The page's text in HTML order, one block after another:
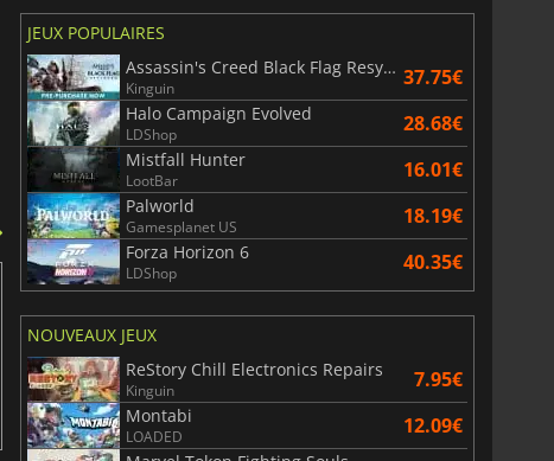
JEUX POPULAIRES
Assassin's Creed Black Flag Resynced
Kinguin 37.75€
Halo Campaign Evolved
LDShop 28.68€
Mistfall Hunter
LootBar 16.01€
Palworld
Gamesplanet US 18.19€
Forza Horizon 6
LDShop 40.35€
NOUVEAUX JEUX
ReStory Chill Electronics Repairs
Kinguin 7.95€
Montabi
LOADED 12.09€